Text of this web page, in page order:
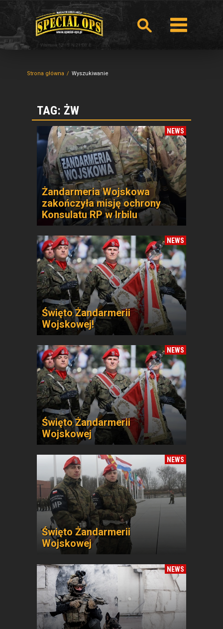
Strona główna Wyszukiwanie
TAG: ŻW
NEWS
Żandarmeria Wojskowa
zakończyła misję ochrony
Konsulatu RP w Irbilu
NEWS
Święto Żandarmerii
Wojskowej!
NEWS
Święto Żandarmerii
Wojskowej
NEWS
Święto Żandarmerii
Wojskowej
NEWS